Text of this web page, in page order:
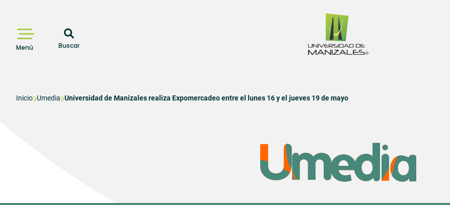
principal
Menú Buscar
Sobrescribir
Inicio Umedia Universidad de Manizales realiza Expomercadeo entre el lunes 16 y el jueves 19 de mayo